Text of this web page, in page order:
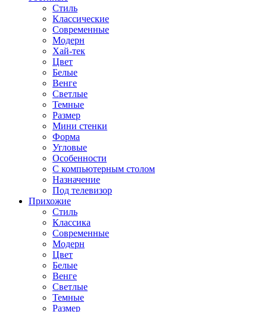
Стиль
Классические
Современные
Модерн
Хай-тек
Цвет
Белые
Венге
Светлые
Темные
Размер
Мини стенки
Форма
Угловые
Особенности
С компьютерным столом
Назначение
Под телевизор
Прихожие
Стиль
Классика
Современные
Модерн
Цвет
Белые
Венге
Светлые
Темные
Размер